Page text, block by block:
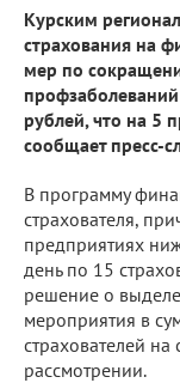
Курским
страхования на
мер по
рублей, что на 5
сообщает пресс-
В программу
страхователя,
предприятиях
день по 15
решение о
мероприятия в
страхователей
рассмотрении.